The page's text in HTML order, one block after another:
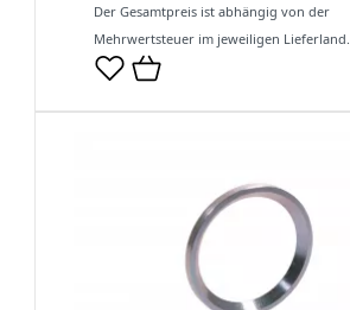
Der Gesamtpreis ist abhängig von der
Mehrwertsteuer im jeweiligen Lieferland.